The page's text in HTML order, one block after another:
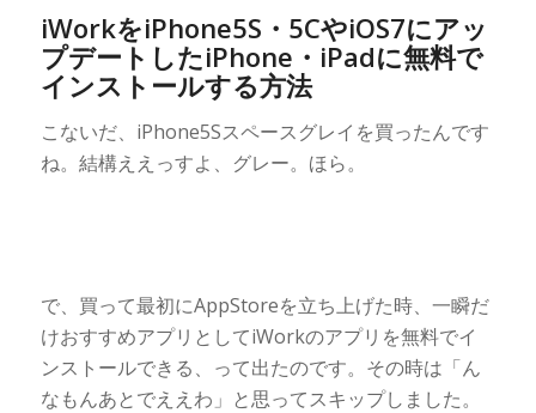
iWorkをiPhone5S・5CやiOS7にアッ
プデートしたiPhone・iPadに無料で
インストールする方法
こないだ、iPhone5Sスペースグレイを買ったんです
ね。結構ええっすよ、グレー。ほら。
で、買って最初にAppStoreを立ち上げた時、一瞬だ
けおすすめアプリとしてiWorkのアプリを無料でイ
ンストールできる、って出たのです。その時は「ん
なもんあとでええわ」と思ってスキップしました。